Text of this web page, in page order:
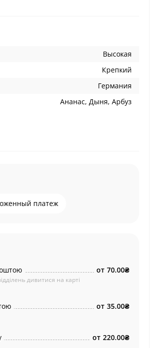
Высокая
Крепкий
Германия
Ананас, Дыня, Арбуз
платеж
дивитися на карті
от 70.00₴
от 35.00₴
от 220.00₴